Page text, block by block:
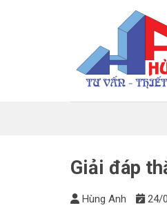
Giải đáp
Hùng Anh 24/